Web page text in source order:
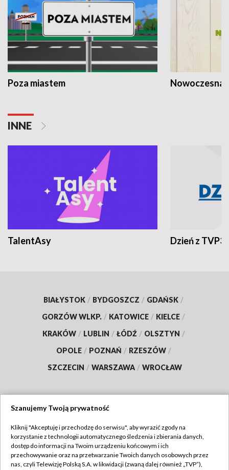
Poza miastem Nowoczesna
INNE
TalentAsy Dzień z TVP3
BIAŁYSTOK / BYDGOSZCZ / GDAŃSK /
GORZÓW WLKP. / KATOWICE / KIELCE /
KRAKÓW / LUBLIN / ŁÓDŹ / OLSZTYN /
OPOLE / POZNAŃ / RZESZÓW /
SZCZECIN / WARSZAWA / WROCŁAW
TVP
Abonament TVP
Regulamin TVP
Szanujemy Twoją prywatność
Kliknij "Akceptuję i przechodzę do serwisu", aby wyrazić zgody na
korzystanie z technologii automatycznego śledzenia i zbierania danych,
dostęp do informacji na Twoim urządzeniu końcowym i ich
przechowywanie oraz na przetwarzanie Twoich danych osobowych przez
nas, czyli Telewizję Polską S.A. w likwidacji (zwaną dalej również „TVP”),